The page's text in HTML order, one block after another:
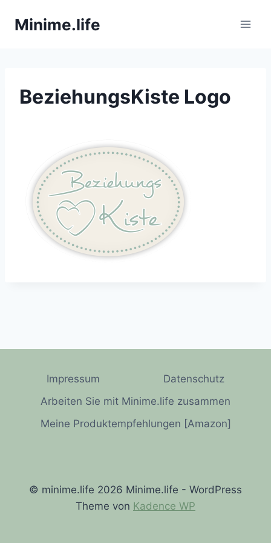
InhaltMinime.life
BeziehungsKiste Logo
Impressum
Datenschutz
Arbeiten Sie mit Minime.life zusammen
Meine Produktempfehlungen [Amazon]
© minime.life 2026 Minime.life - WordPress
Theme von Kadence WP